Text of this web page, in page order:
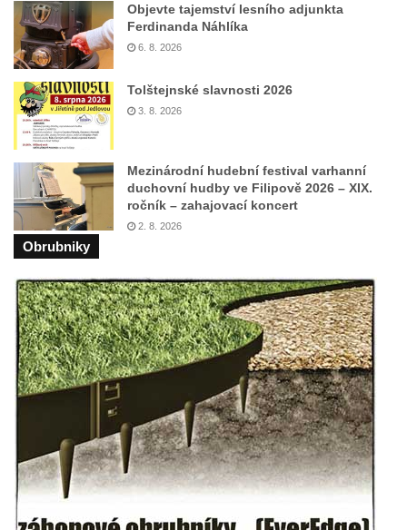
Kříž u rozcestí k větrnému mlýnu Světlík v
Horním Podluží
Herltův kříž u Mikova v Mikulášovicích
Kříž u Borských u domu čp. 859 v
Kříž Ließnerových naproti Mikovu v
Mikulášovicích
Kříž u Mikulášovického potoka poblíž
Mikovu v Mikulášovicích
Lissnerův kříž u domu čp. 39 v
Mikulášovicích
Hampelův kříž u bývalých kasáren v
Mikulášovicích
Marchnerův (Zelený) kříž naproti domu čp.
35 v Mikulášovicích
Schneiderův kříž před domem čp. 55 v
Mikulášovicích
Kříž na Kostelní stezce v Mikulášovicích
Maazův kříž na Kostelní stezce v
Objevte tajemství lesního adjunkta
Ferdinanda Náhlíka
6. 8. 2026
Tolštejnské slavnosti 2026
3. 8. 2026
Mezinárodní hudební festival varhanní
duchovní hudby ve Filipově 2026 – XIX.
ročník – zahajovací koncert
2. 8. 2026
Obrubniky